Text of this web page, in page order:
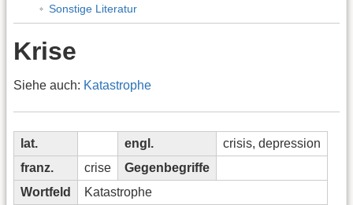
Sonstige Literatur
Krise
Siehe auch: Katastrophe
lat. engl.
crisis, depression
franz.
crise
Gegenbegriffe
Wortfeld
Katastrophe